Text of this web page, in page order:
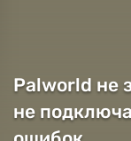
Palworld не
не